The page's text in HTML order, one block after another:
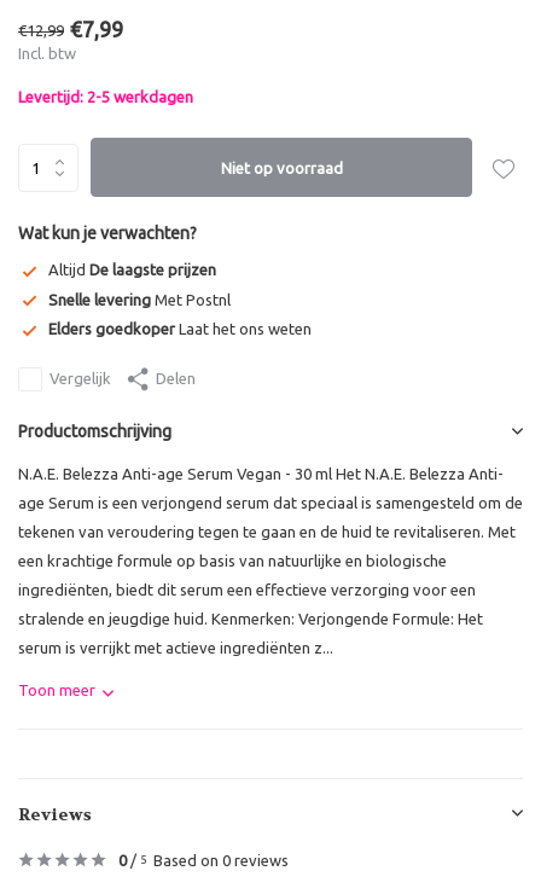
€12,99 €7,99
Incl. btw
Levertijd: 2-5 werkdagen
Niet op voorraad
Wat kun je verwachten?
Altijd De laagste prijzen
Snelle levering Met Postnl
Elders goedkoper Laat het ons weten
Vergelijk Delen
Productomschrijving
N.A.E. Belezza Anti-age Serum Vegan - 30 ml Het N.A.E. Belezza Anti-
age Serum is een verjongend serum dat speciaal is samengesteld om de
tekenen van veroudering tegen te gaan en de huid te revitaliseren. Met
een krachtige formule op basis van natuurlijke en biologische
ingrediënten, biedt dit serum een effectieve verzorging voor een
stralende en jeugdige huid. Kenmerken: Verjongende Formule: Het
serum is verrijkt met actieve ingrediënten z...
Toon meer
Reviews
0/ 5 Based on 0 reviews